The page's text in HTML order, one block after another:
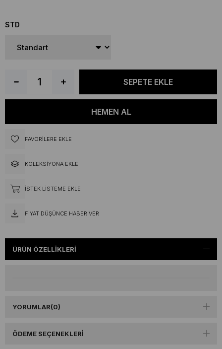
STD
FAVORILERE EKLE
KOLEKSIYONA EKLE
İSTEK LISTEME EKLE
FIYAT DÜŞÜNCE HABER VER
ÜRÜN ÖZELLIKLERI
YORUMLAR(0)
ÖDEME SEÇENEKLERI